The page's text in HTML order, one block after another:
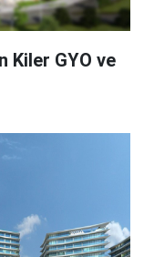
Kiler GYO ve